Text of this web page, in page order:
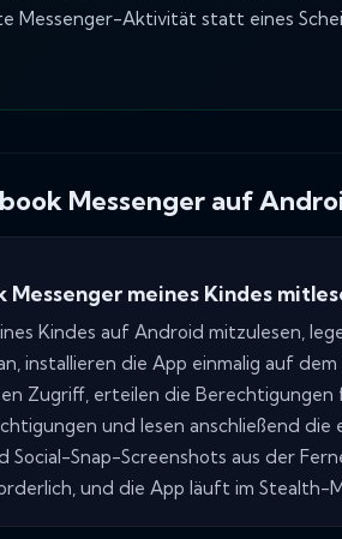
Messenger-Aktivität statt eines
Messenger auf
Messenger meines Kindes
Kindes auf Android mitzulesen,
installieren die App einmalig auf dem
Zugriff, erteilen die Berechtigungen
und lesen anschließend die
Snap-Screenshots aus der
und die App läuft im Stealth-